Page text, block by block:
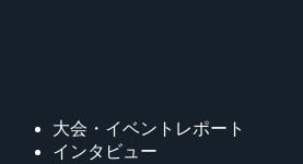
大会・イベントレポート
インタビュー